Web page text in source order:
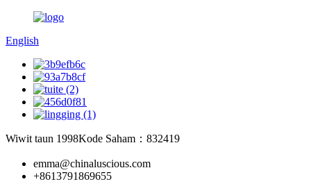
English
Wiwit taun 1998Kode Saham：832419
emma@chinaluscious.com
+8613791869655